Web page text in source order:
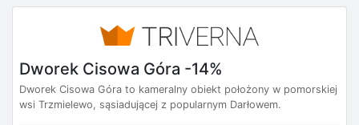
Dworek Cisowa Góra -14%
Dworek Cisowa Góra to kameralny obiekt położony w pomorskiej
wsi Trzmielewo, sąsiadującej z popularnym Darłowem.